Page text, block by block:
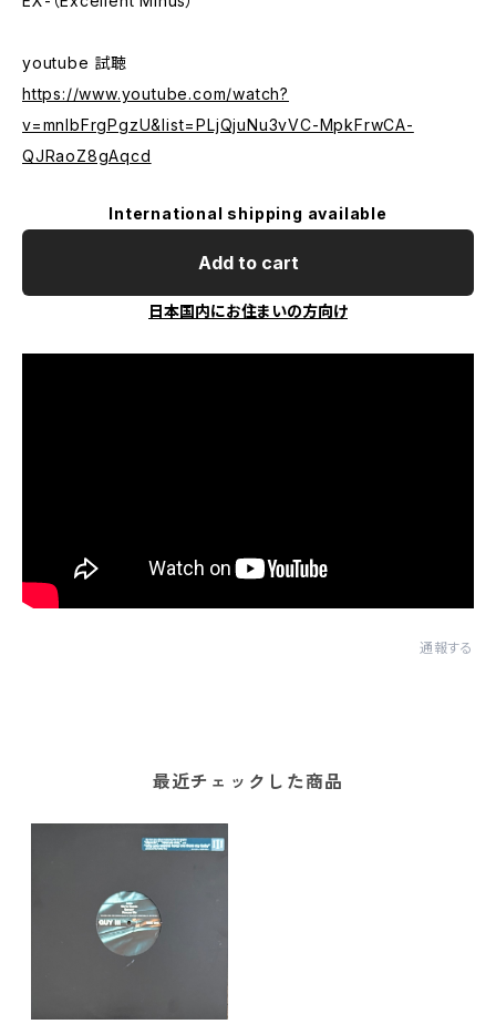
youtube 試聴
https://www.youtube.com/watch?
v=mnlbFrgPgzU&list=PLjQjuNu3vVC-MpkFrwCA-
QJRaoZ8gAqcd
International shipping available
Add to cart
日本国内にお住まいの方向け
通報する
最近チェックした商品